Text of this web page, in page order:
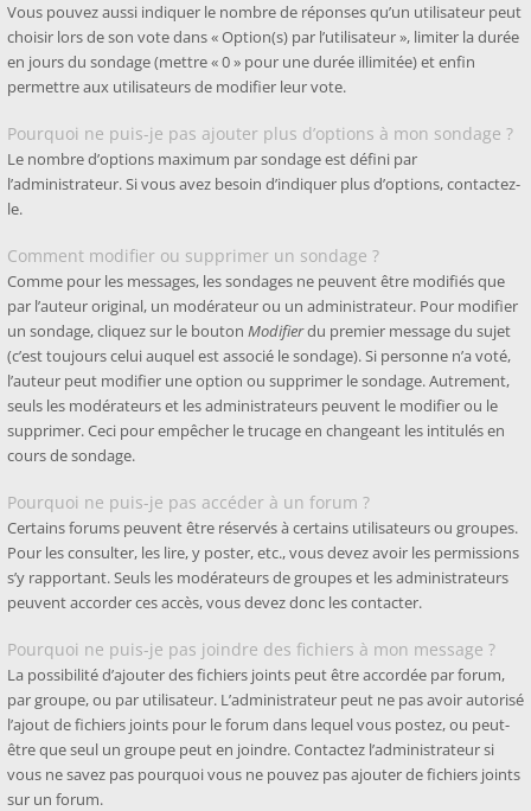
Vous pouvez aussi indiquer le nombre de réponses qu’un utilisateur peut
choisir lors de son vote dans « Option(s) par l’utilisateur », limiter la durée
en jours du sondage (mettre « 0 » pour une durée illimitée) et enfin
permettre aux utilisateurs de modifier leur vote.
Pourquoi ne puis-je pas ajouter plus d’options à mon sondage ?
Le nombre d’options maximum par sondage est défini par
l’administrateur. Si vous avez besoin d’indiquer plus d’options, contactez-
le.
Comment modifier ou supprimer un sondage ?
Comme pour les messages, les sondages ne peuvent être modifiés que
par l’auteur original, un modérateur ou un administrateur. Pour modifier
un sondage, cliquez sur le bouton Modifierdu premier message du sujet
(c’est toujours celui auquel est associé le sondage). Si personne n’a voté,
l’auteur peut modifier une option ou supprimer le sondage. Autrement,
seuls les modérateurs et les administrateurs peuvent le modifier ou le
supprimer. Ceci pour empêcher le trucage en changeant les intitulés en
cours de sondage.
Pourquoi ne puis-je pas accéder à un forum ?
Certains forums peuvent être réservés à certains utilisateurs ou groupes.
Pour les consulter, les lire, y poster, etc., vous devez avoir les permissions
s’y rapportant. Seuls les modérateurs de groupes et les administrateurs
peuvent accorder ces accès, vous devez donc les contacter.
Pourquoi ne puis-je pas joindre des fichiers à mon message ?
La possibilité d’ajouter des fichiers joints peut être accordée par forum,
par groupe, ou par utilisateur. L’administrateur peut ne pas avoir autorisé
l’ajout de fichiers joints pour le forum dans lequel vous postez, ou peut-
être que seul un groupe peut en joindre. Contactez l’administrateur si
vous ne savez pas pourquoi vous ne pouvez pas ajouter de fichiers joints
sur un forum.